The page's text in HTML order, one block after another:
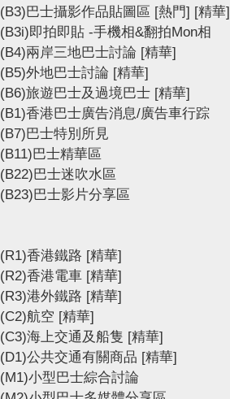
(B3)巴士攝影作品貼圖區 [熱門] [精華]
(B3i)即拍即貼 -手機相&翻拍Mon相
(B4)兩岸三地巴士討論 [精華]
(B5)外地巴士討論 [精華]
(B6)旅遊巴士及過境巴士 [精華]
(B1)香港巴士廣告消息/廣告車行踪
(B7)巴士特別所見
(B11)巴士精華區
(B22)巴士迷吹水區
(B23)巴士影片分享區
(R1)香港鐵路 [精華]
(R2)香港電車 [精華]
(R3)港外鐵路 [精華]
(C2)航空 [精華]
(C3)海上交通及船隻 [精華]
(D1)公共交通有關商品 [精華]
(M1)小型巴士綜合討論